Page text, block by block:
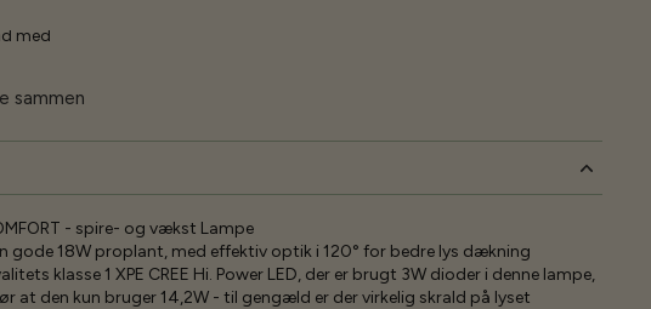
sammen
- spire- og vækst Lampe
gode 18W proplant, med effektiv optik i 120° for bedre lys dækning
klasse 1 XPE CREE Hi. Power LED, der er brugt 3W dioder i denne lampe,
at den kun bruger 14,2W - til gengæld er der virkelig skrald på lyset